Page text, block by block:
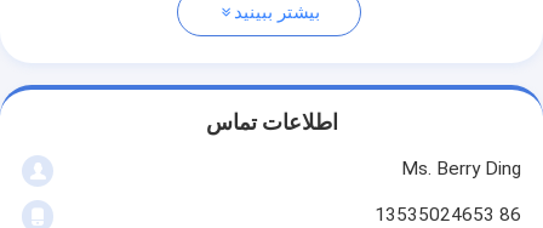
بیشتر ببینید
اطلاعات تماس
Ms. Berry Ding
86 13535024653